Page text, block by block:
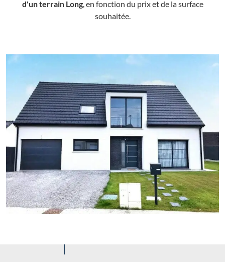
d'un terrain Long, en fonction du prix et de la surface
souhaitée.